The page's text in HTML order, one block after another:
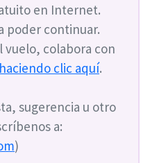
en Internet.
poder continuar.
vuelo, colabora con
haciendo clic aquí.
sugerencia u otro
a:
)